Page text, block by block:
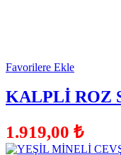
Favorilere Ekle
KALPLİ ROZ
1.919,00 ₺